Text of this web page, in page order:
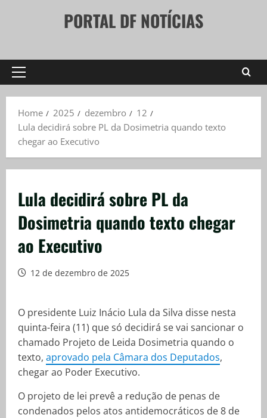
PORTAL DF NOTÍCIAS
Primary
Home
2025 dezembro
12
Lula decidirá sobre PL da Dosimetria quando texto
chegar ao Executivo
Lula decidirá sobre PL da
Dosimetria quando texto chegar
ao Executivo
12 de dezembro de 2025
O presidente Luiz Inácio Lula da Silva disse nesta
quinta-feira (11) que só decidirá se vai sancionar o
chamado Projeto de Leida Dosimetria quando o
texto, aprovado pela Câmara dos Deputados,
chegar ao Poder Executivo.
O projeto de lei prevê a redução de penas de
condenados pelos atos antidemocráticos de 8 de